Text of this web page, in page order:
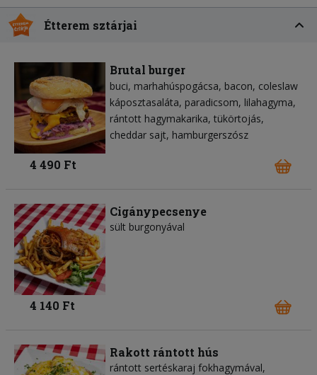
Étterem sztárjai
Brutal burger
buci marhahúspogácsa bacon coleslaw
káposztasaláta paradicsom lilahagyma
rántott hagymakarika tükörtojás
cheddar sajt hamburgerszósz
4 490 Ft
Cigánypecsenye
sült burgonyával
4 140 Ft
Rakott rántott hús
rántott sertéskaraj fokhagymával,